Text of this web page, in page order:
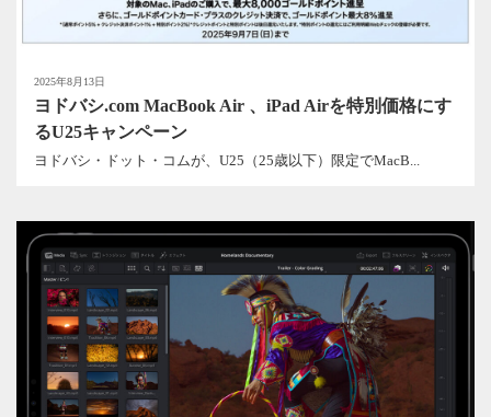
2025年8月13日
ヨドバシ.com MacBook Air 、iPad Airを特別価格にす
るU25キャンペーン
ヨドバシ・ドット・コムが、U25（25歳以下）限定でMacB...